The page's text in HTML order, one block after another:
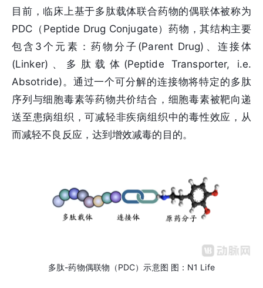
目前，临床上基于多肽载体联合药物的偶联体被称为
PDC（Peptide Drug Conjugate）药物，其结构主要
包含3个元素：药物分子(Parent Drug)、连接体
(Linker)、多肽载体(Peptide Transporter, i.e.
Absotride)。通过一个可分解的连接物将特定的多肽
序列与细胞毒素等药物共价结合，细胞毒素被靶向递
送至患病组织，可减轻非疾病组织中的毒性效应，从
而减轻不良反应，达到增效减毒的目的。
多肽-药物偶联物（PDC）示意图 图：N1 Life